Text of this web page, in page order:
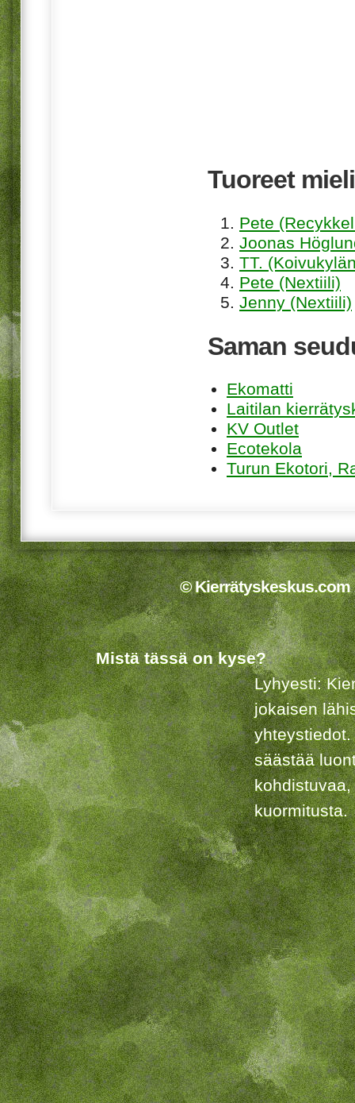
Tuoreet
Pete
Joonas
TT.
Pete (Nextiili)
Jenny (Nextiili)
Saman
Ekomatti
Laitilan
KV Outlet
Ecotekola
Turun Ekotori,
© Kierrätyskeskus.com
Mistä tässä on kyse?
Lyhyesti:
jokaisen
säästää
kuormitusta.